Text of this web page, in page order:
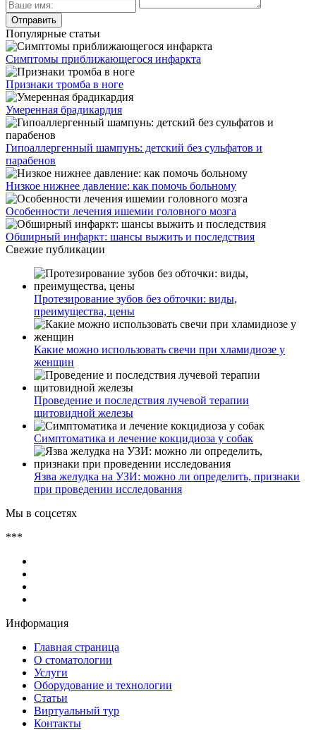
Популярные статьи
Симптомы приближающегося инфаркта
Признаки тромба в ноге
Умеренная брадикардия
Гипоаллергенный шампунь: детский без сульфатов и
парабенов
Низкое нижнее давление: как помочь больному
Особенности лечения ишемии головного мозга
Обширный инфаркт: шансы выжить и последствия
Свежие публикации
Протезирование зубов без обточки: виды,
преимущества, цены
Какие можно использовать свечи при хламидиозе у
женщин
Проведение и последствия лучевой терапии
щитовидной железы
Симптоматика и лечение кокцидиоза у собак
Язва желудка на УЗИ: можно ли определить, признаки
при проведении исследования
Мы в соцсетях
***
Информация
Главная страница
О стоматологии
Услуги
Оборудование и технологии
Статьи
Виртуальный тур
Контакты